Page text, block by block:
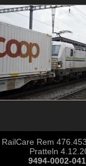
RailCare Rem
Pratteln
9494-0002-